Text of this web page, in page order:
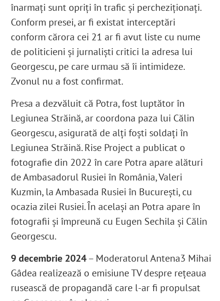
înarmați sunt opriți în trafic și percheziționați.
Conform presei, ar fi existat interceptări
conform cărora cei 21 ar fi avut liste cu nume
de politicieni și jurnaliști critici la adresa lui
Georgescu, pe care urmau să îi intimideze.
Zvonul nu a fost confirmat.
Presa a dezvăluit că Potra, fost luptător în
Legiunea Străină, ar coordona paza lui Călin
Georgescu, asigurată de alți foști soldați în
Legiunea Străină. Rise Project a publicat o
fotografie din 2022 în care Potra apare alături
de Ambasadorul Rusiei în România, Valeri
Kuzmin, la Ambasada Rusiei în București, cu
ocazia zilei Rusiei. În același an Potra apare în
fotografii și împreună cu Eugen Sechila și Călin
Georgescu.
9 decembrie 2024– Moderatorul Antena3 Mihai
Gâdea realizează o emisiune TV despre rețeaua
rusească de propagandă care l-ar fi propulsat